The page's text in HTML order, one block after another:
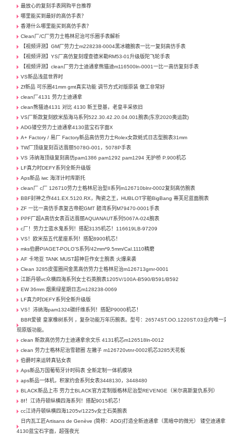
最放心的复刻手表网购平台推荐
哪里能买到最好的高仿手表？
香港什么哪里能买到高仿手表？
Clean厂/C厂劳力士格林尼治可乐圈手表解析
【视频评测】GM厂劳力士m228238-0004黑冰糖腕表一比一复刻高仿手表
【视频评测】YS厂高仿复刻理查德米勒RM53-01升级版陀飞轮手表
【视频评测】clean厂劳力士迪通拿熊猫迪m116500ln-0001一比一高仿复刻手表
VS新品浅蓝世界时
Zf新品 可乐圈41mm gmt真实功能 调节方式对版原装 做工非常好
clean厂4131 劳力士迪通拿
clean熊猫迪4131 对比 4130 新王登基，老皇丰采依旧
VS厂新款复刻欧米茄海马系列522.30.42.20.04.001腕表(东京2020奥运款)
ADG镂空劳力士迪通拿4130蓝宝石字面X
A+ Factory / 易厂 Factory新品高仿劳力士Rolex女款蚝式日志型腕表31mm
TW厂顶级复刻百达翡丽5078G-001，5078P手表
VS 沛纳海顶级复刻高仿pam1386 pam1292 pam1294 无护桥 P.900机芯
LF真力时DEFY系列全新升级版
Aps新品 iwc 海洋计时库斯托
clean厂 c厂 126710劳力士格林尼治型II系列m126710blnr-0002复刻高仿腕表
BBF封神之作441.EX.5120.RX，陶瓷之王，HUBLOT宇舶BigBang 蒂芙尼蓝面腕表
ZF 一比一高仿手表复古帝舵GMT 碧湾系列M79470-0001手表
PPF厂超A高仿女表百达翡丽AQUANAUT系列5067A-024腕表
c厂！劳力士蓝水鬼系列！搭配3135机芯！116619LB-97209
VS！欧米茄五代星座系列！搭配8900机芯！
mks伯爵PIAGET-POLO’S系列/42mm*9.5mm/Cal.1110精磨
AF 卡地亚 TANK MUST超神巨作女士腕表 火爆来袭
Clean 3285皮蛋圈间金黑高仿劳力士格林尼治m126713grnr-0001
江斯丹顿vc众横四海系列女士石英腕表1205V/100A-B590/B591/B592
EW 36mm 烟熏绿星期日志m128238-0069
LF真力时DEFY系列全新升级版
VS！沛纳海pam1324碳纤维系列！搭配P9000机芯！
BBR爱彼 皇家橡树系列 ，复杂功能万年历腕表。型号：26574ST.OO.1220ST.03业内唯一
现原版功能。
clean 新款高仿劳力士迪通拿余文乐 4131机芯m126518ln-0012
clean 劳力士格林尼治雪碧圈 左撇子 m126720vtnr-0002机芯3285天花板
伯爵时来运转真钻女表
Aps新品万国葡萄牙计时码表 全新定制一体机模块
aps新品一体机，积家约会系列女表3448130，3448480
BLACK新品上市 劳力士BLACK官方定制版格林尼治型REVENGE（米尔高斯复仇系列） ​
8f！江诗丹顿纵横四海系列！搭配9015机芯！
cc江诗丹顿纵横四海1205v/1225v女士石英腕表
日内瓦工匠Artisans de Genève (简称：ADG)打造全新迪通拿（黑暗中的微光） 镂空迪通拿
4130蓝宝石字面，超强夜光